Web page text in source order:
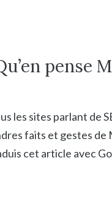
pense
les sites parlant de
faits et gestes
cet article avec